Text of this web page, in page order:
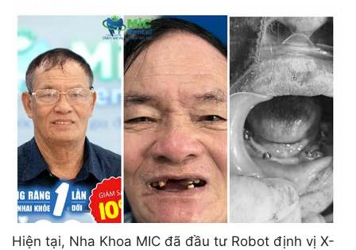
Hiện tại, Nha Khoa MIC đã đầu tư Robot định vị X-